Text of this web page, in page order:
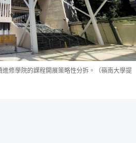
修學院的課程開展策略性分拆。（嶺南大學提